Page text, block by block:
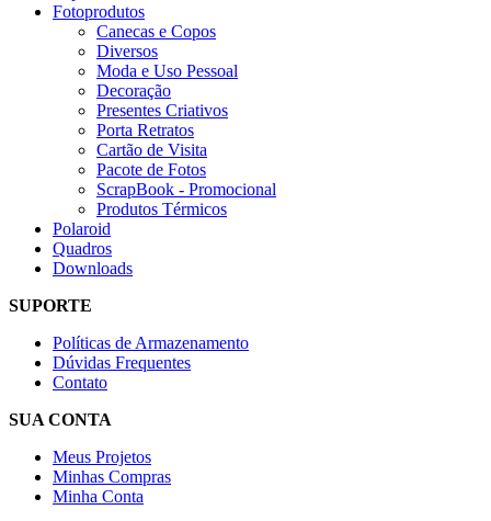
Fotoprodutos
Canecas e Copos
Diversos
Moda e Uso Pessoal
Decoração
Presentes Criativos
Porta Retratos
Cartão de Visita
Pacote de Fotos
ScrapBook - Promocional
Produtos Térmicos
Polaroid
Quadros
Downloads
SUPORTE
Políticas de Armazenamento
Dúvidas Frequentes
Contato
SUA CONTA
Meus Projetos
Minhas Compras
Minha Conta